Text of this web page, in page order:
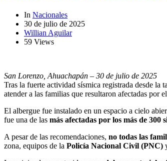
In Nacionales
30 de julio de 2025
Willian Aguilar
59 Views
San Lorenzo, Ahuachapán – 30 de julio de 2025
Tras la fuerte actividad sísmica registrada desde la
atender a las familias que resultaron afectadas por
El albergue fue instalado en un espacio a cielo
fue una de las más afectadas por los más de 300
A pesar de las recomendaciones, no todas las
zona, equipos de la Policía Nacional Civil (PNC)